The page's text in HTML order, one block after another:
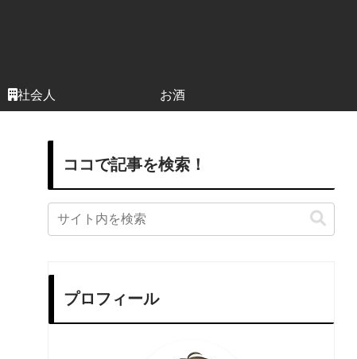
社会人 お酒
ココで記事を検索！
プロフィール